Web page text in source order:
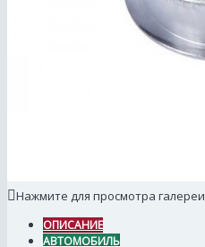
Нажмите для просмотра галереи
ОПИСАНИЕ
АВТОМОБИЛЬ